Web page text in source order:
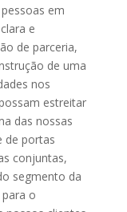
em
e
de parceria,
de uma
nos
estreitar
das nossas
de portas
conjuntas,
segmento da
o